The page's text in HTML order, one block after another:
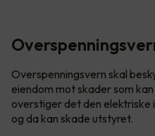
Overspenningsvern skal
eiendom mot skader som
overstiger det den elektriske
og da kan skade utstyret.